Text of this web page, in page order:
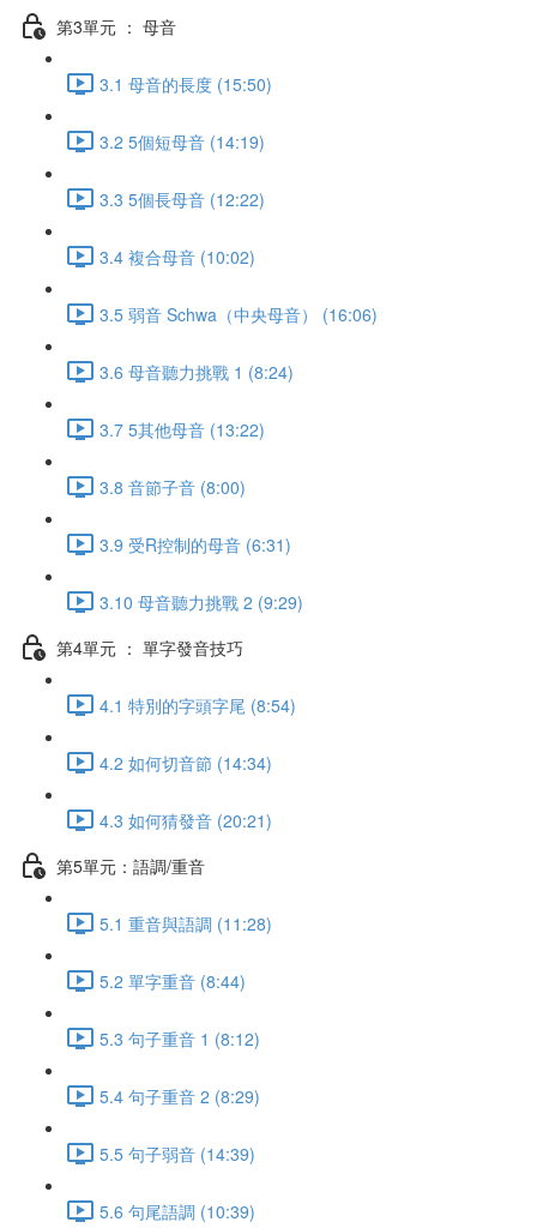
第3單元 ： 母音
3.1 母音的長度 (15:50)
3.2 5個短母音 (14:19)
3.3 5個長母音 (12:22)
3.4 複合母音 (10:02)
3.5 弱音 Schwa（中央母音） (16:06)
3.6 母音聽力挑戰 1 (8:24)
3.7 5其他母音 (13:22)
3.8 音節子音 (8:00)
3.9 受R控制的母音 (6:31)
3.10 母音聽力挑戰 2 (9:29)
第4單元 ： 單字發音技巧
4.1 特別的字頭字尾 (8:54)
4.2 如何切音節 (14:34)
4.3 如何猜發音 (20:21)
第5單元：語調/重音
5.1 重音與語調 (11:28)
5.2 單字重音 (8:44)
5.3 句子重音 1 (8:12)
5.4 句子重音 2 (8:29)
5.5 句子弱音 (14:39)
5.6 句尾語調 (10:39)